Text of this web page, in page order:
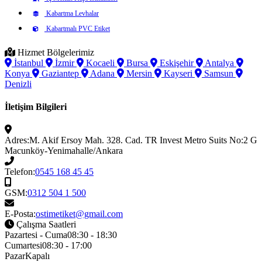
Kabartma Levhalar
Kabartmalı PVC Etiket
Hizmet Bölgelerimiz
İstanbul
İzmir Kocaeli Bursa Eskişehir
Antalya
Konya
Gaziantep Adana Mersin Kayseri
Samsun
Denizli
İletişim Bilgileri
Adres:M. Akif Ersoy Mah. 328. Cad. TR Invest Metro Suits No:2 G
Macunköy-Yenimahalle/Ankara
Telefon:0545 168 45 45
GSM:0312 504 1 500
E-Posta:ostimetiket@gmail.com
Çalışma Saatleri
Pazartesi - Cuma08:30 - 18:30
Cumartesi08:30 - 17:00
PazarKapalı